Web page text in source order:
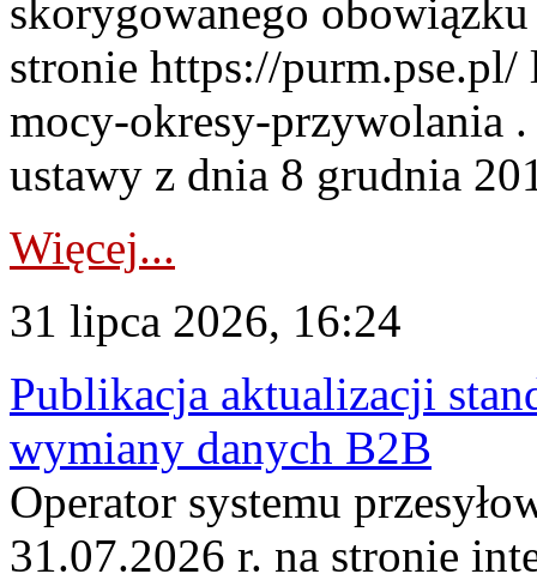
skorygowanego
stronie https://
mocy-okresy-przywolania
ustawy z dnia 8 grudnia
Więcej...
31 lipca 2026, 16:24
Publikacja aktualizacji
wymiany danych B2B
Operator systemu
31.07.2026 r. na stronie